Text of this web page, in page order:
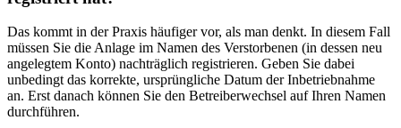
Das kommt in der Praxis häufiger vor, als man denkt. In diesem Fall
müssen Sie die Anlage im Namen des Verstorbenen (in dessen neu
angelegtem Konto) nachträglich registrieren. Geben Sie dabei
unbedingt das korrekte, ursprüngliche Datum der Inbetriebnahme
an. Erst danach können Sie den Betreiberwechsel auf Ihren Namen
durchführen.